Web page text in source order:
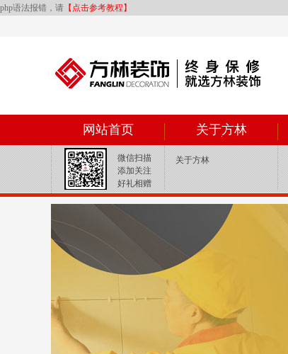
php语法报错，请 【点击参考教程】
网站首页 关于方林
微信扫描
添加关注
好礼相赠
关于方林